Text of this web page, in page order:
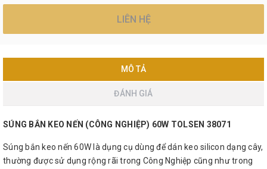
LIÊN HỆ
MÔ TẢ
ĐÁNH GIÁ
SÚNG BẮN KEO NẾN (CÔNG NGHIỆP) 60W TOLSEN 38071
Súng bắn keo nến 60W là dụng cụ dùng để dán keo silicon dạng cây,
thường được sử dụng rộng rãi trong Công Nghiệp cũng như trong